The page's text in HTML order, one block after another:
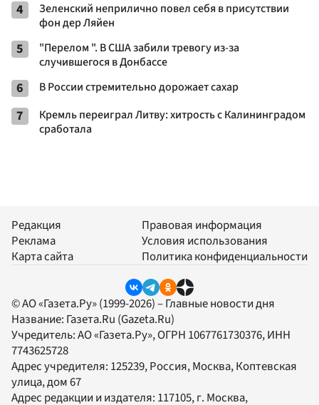
4
Зеленский неприлично повел cебя в присутствии
фон дер Ляйен
5
"Перелом ". В США забили тревогу из-за
случившегося в Донбассе
6 В России стремительно дорожает сахар
7
Кремль переиграл Литву: хитрость с Калининградом
сработала
Редакция
Реклама
Карта сайта
Правовая информация
Условия использования
Политика конфиденциальности
© АО «Газета.Ру» (1999-2026) – Главные новости дня
Название: Газета.Ru (Gazeta.Ru)
Учредитель:АО «Газета.Ру», ОГРН 1067761730376, ИНН
7743625728
Адрес учредителя: 125239, Россия, Москва, Коптевская
улица, дом 67
Адрес редакции и издателя: 117105, г. Москва,